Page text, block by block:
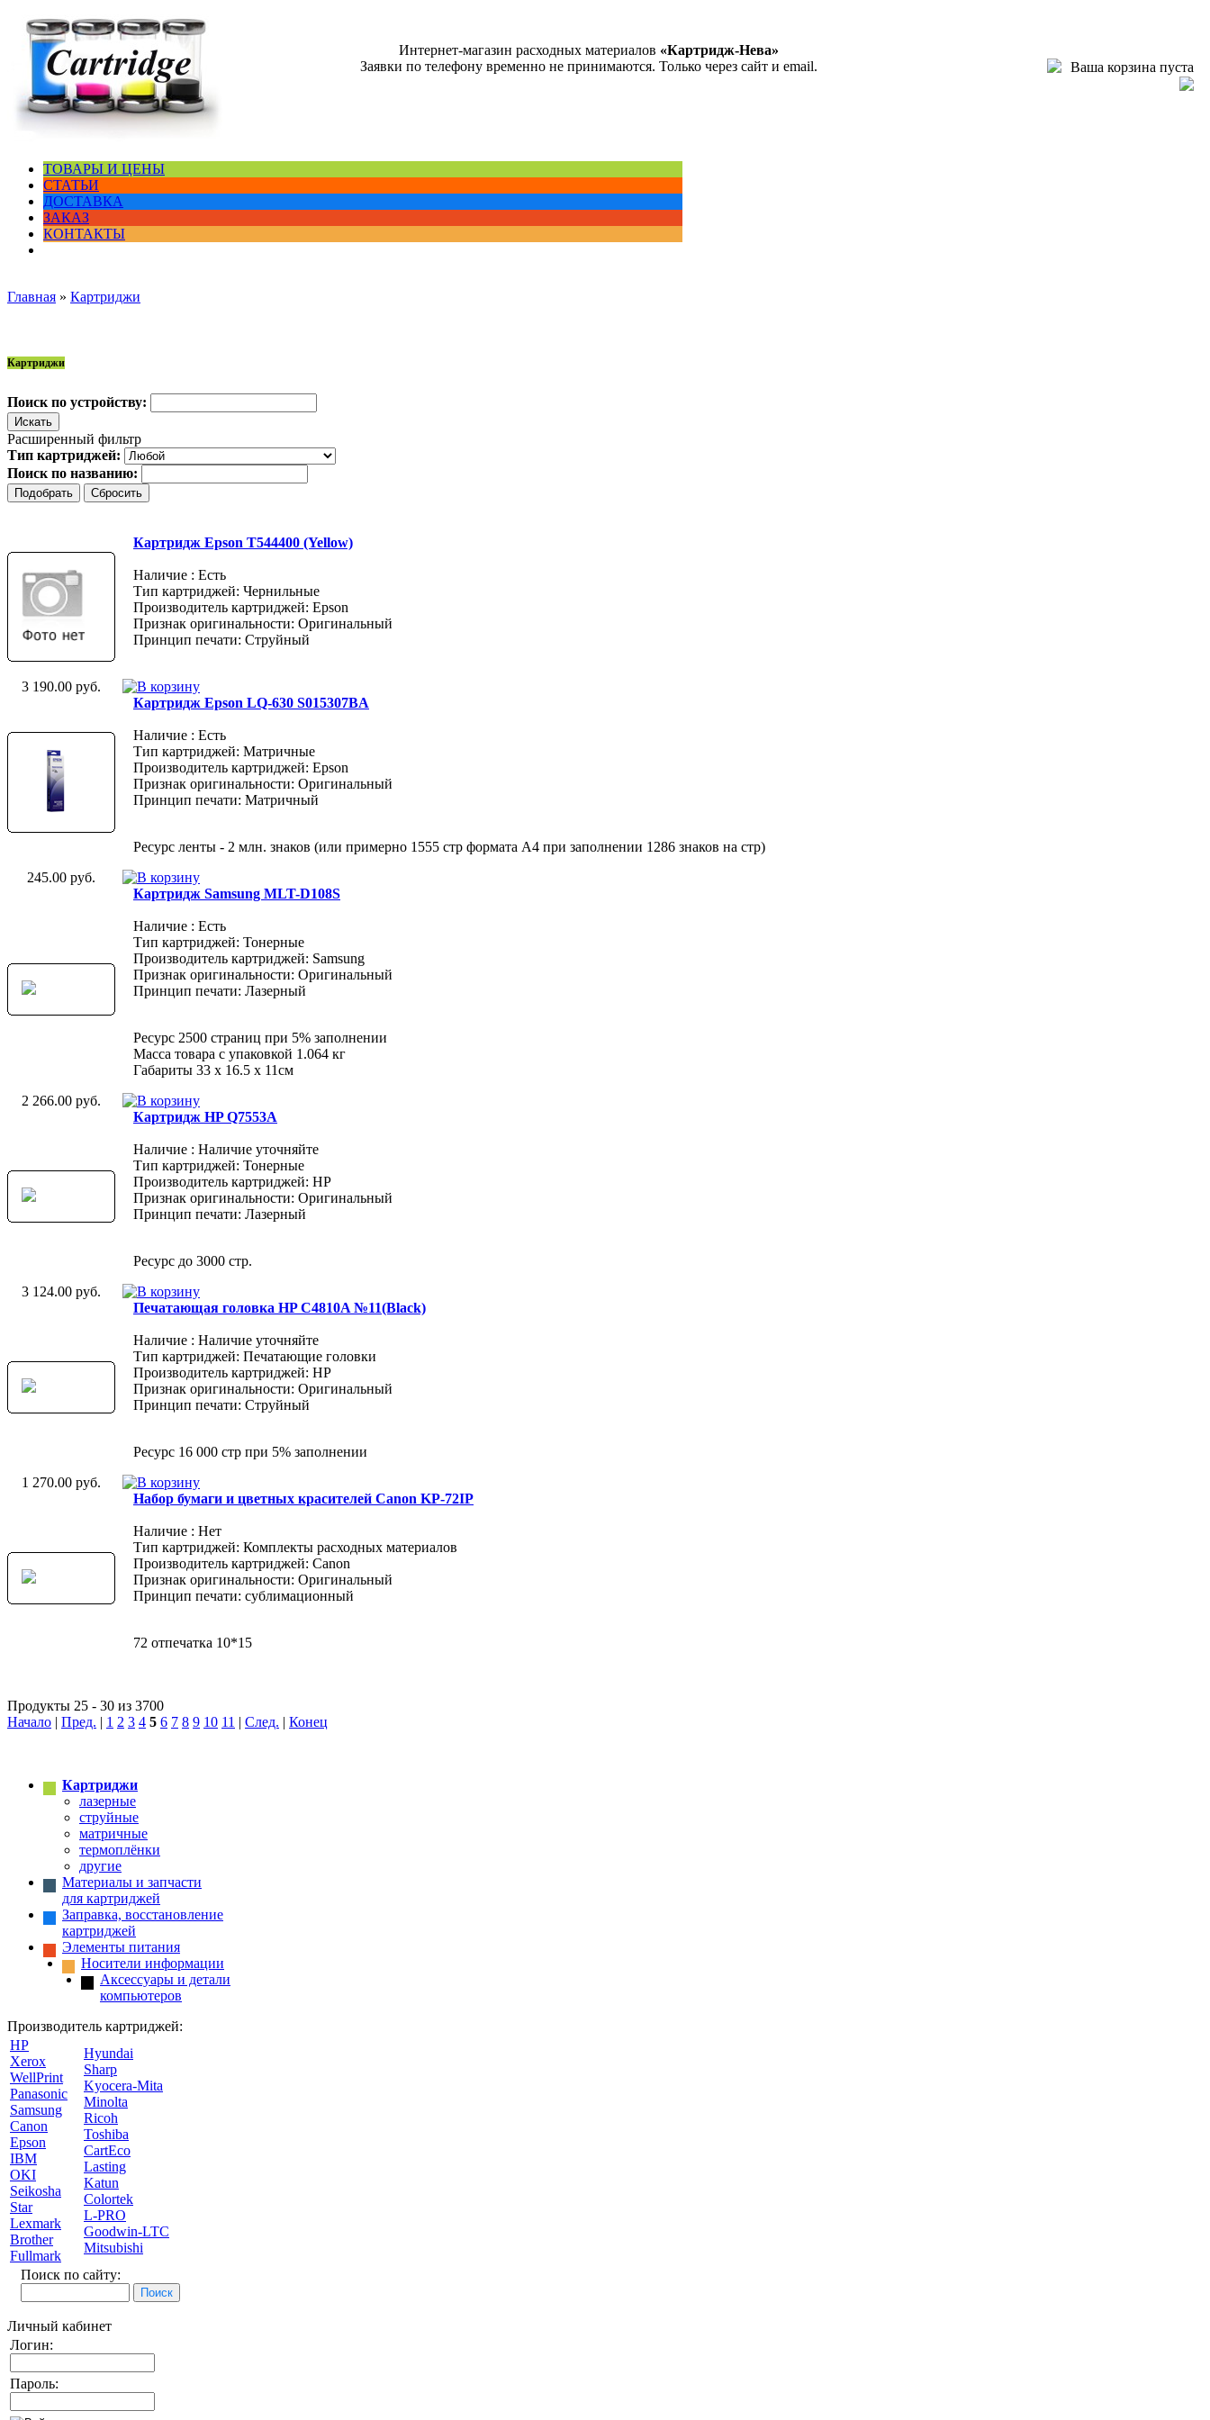
Интернет-магазин расходных материалов «Картридж-Нева»
Заявки по телефону временно не принимаются. Только через сайт и email.
Ваша корзина пуста
ТОВАРЫ И ЦЕНЫ
СТАТЬИ
ДОСТАВКА
ЗАКАЗ
КОНТАКТЫ
Главная » Картриджи
Картриджи
Поиск по устройству:
Расширенный фильтр
Тип картриджей:
Поиск по названию:
Картридж Epson T544400 (Yellow)
Наличие : Есть
Тип картриджей: Чернильные
Производитель картриджей: Epson
Признак оригинальности: Оригинальный
Принцип печати: Струйный
3 190.00 руб.
Картридж Epson LQ-630 S015307BA
Наличие : Есть
Тип картриджей: Матричные
Производитель картриджей: Epson
Признак оригинальности: Оригинальный
Принцип печати: Матричный
Ресурс ленты - 2 млн. знаков (или примерно 1555 стр формата A4 при заполнении 1286 знаков на стр)
245.00 руб.
Картридж Samsung MLT-D108S
Наличие : Есть
Тип картриджей: Тонерные
Производитель картриджей: Samsung
Признак оригинальности: Оригинальный
Принцип печати: Лазерный
Ресурс 2500 страниц при 5% заполнении
Масса товара с упаковкой 1.064 кг
Габариты 33 x 16.5 x 11см
2 266.00 руб.
Картридж HP Q7553A
Наличие : Наличие уточняйте
Тип картриджей: Тонерные
Производитель картриджей: HP
Признак оригинальности: Оригинальный
Принцип печати: Лазерный
Ресурс до 3000 стр.
3 124.00 руб.
Печатающая головка HP C4810A №11(Black)
Наличие : Наличие уточняйте
Тип картриджей: Печатающие головки
Производитель картриджей: HP
Признак оригинальности: Оригинальный
Принцип печати: Струйный
Ресурс 16 000 стр при 5% заполнении
1 270.00 руб.
Набор бумаги и цветных красителей Canon KP-72IP
Наличие : Нет
Тип картриджей: Комплекты расходных материалов
Производитель картриджей: Canon
Признак оригинальности: Оригинальный
Принцип печати: сублимационный
72 отпечатка 10*15
Продукты 25 - 30 из 3700
Начало | Пред. | 1 2 3 4 5 6 7 8 9 10 11 | След. | Конец
Картриджи
лазерные
струйные
матричные
термоплёнки
другие
Материалы и запчасти
для картриджей
Заправка, восстановление
картриджей
Элементы питания
Носители информации
Аксессуары и детали
компьютеров
Производитель картриджей:
HP
Xerox
WellPrint
Panasonic
Samsung
Canon
Epson
IBM
OKI
Seikosha
Star
Lexmark
Brother
Fullmark
Hyundai
Sharp
Kyocera-Mita
Minolta
Ricoh
Toshiba
CartEco
Lasting
Katun
Colortek
L-PRO
Goodwin-LTC
Mitsubishi
Поиск по сайту:
Личный кабинет
Логин:
Пароль: